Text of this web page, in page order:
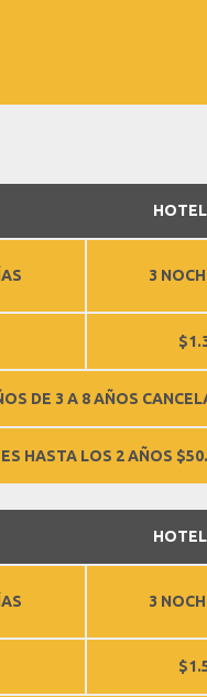
3
DE 3 A 8 AÑOS
HASTA LOS 2 AÑOS
3